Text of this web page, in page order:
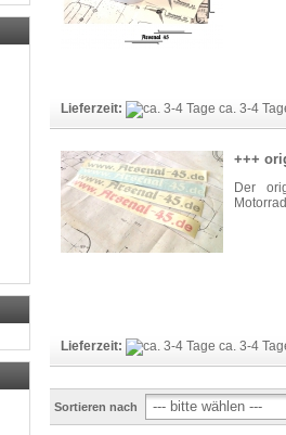
Lieferzeit: ca. 3-4
+++
Der
Lieferzeit: ca. 3-4
Sortieren nach